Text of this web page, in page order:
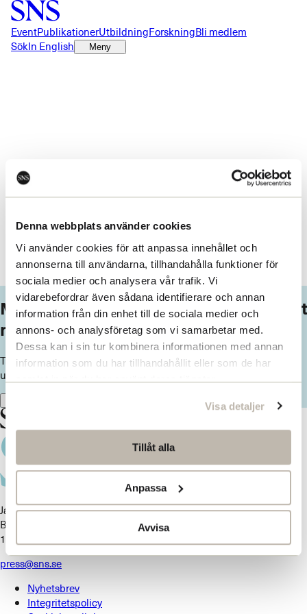
Denna webbplats använder cookies
Vi använder cookies för att anpassa innehållet och
annonserna till användarna, tillhandahålla funktioner för
sociala medier och analysera vår trafik. Vi
vidarebefordrar även sådana identifierare och annan
information från din enhet till de sociala medier och
annons- och analysföretag som vi samarbetar med.
Dessa kan i sin tur kombinera informationen med annan
information som du har tillhandahållit eller som de har
samlat in när du har använt deras tjänster.
Visa detaljer
Tillåt alla
Anpassa
Avvisa
EventPublikationerUtbildningForskningBli medlem
SökIn English Meny
Något gick fel!
Ett oväntad fel inträffade. Du kan prova att ladda om sidan.
Ladda om
Missa inget från SNS. Prenumerera på vårt
nyhetsbrev
Ta del av våra senaste nyheter. Få nya insikter och håll dig
uppdaterad om viktiga samhällsfrågor.
Jakobsbergsgatan 18
Box 5629
114 86 Stockholm
press@sns.se
Nyhetsbrev
Integritetspolicy